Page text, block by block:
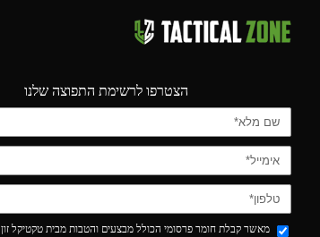
הצטרפו לרשימת התפוצה שלנו
מאשר קבלת חומר פרסומי הכולל מבצעים והטבות מבית טקטיקל זון